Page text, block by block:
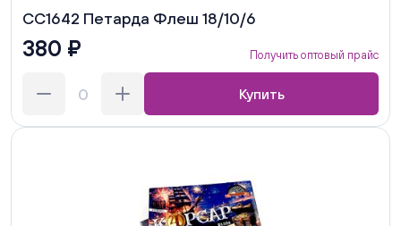
СС1642 Петарда Флеш 18/10/6
380 ₽ Получить оптовый прайс
Купить